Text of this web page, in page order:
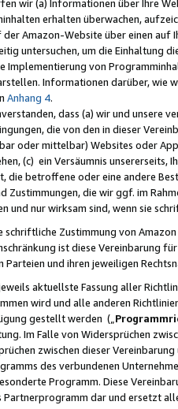
wir (a) Informationen über Ihre
erhalten überwachen,
Amazon-Website über einen
untersuchen, um die Einhaltung
von
Informationen darüber, wie
Anhang 4.
dass (a) wir und
die von den in dieser
oder mittelbar) Websites oder
(c) ein Versäumnis unsererseits,
die betroffene oder eine andere
Zustimmungen, die wir ggf. im
und nur wirksam sind, wenn sie
schriftliche Zustimmung von
ist diese Vereinbarung
Parteien und ihren jeweiligen
aktuellste Fassung aller
wird und alle anderen
gestellt werden („
Im Falle von Widersprüchen
zwischen dieser
des verbundenen
Programm. Diese
Partnerprogramm dar und ersetzt